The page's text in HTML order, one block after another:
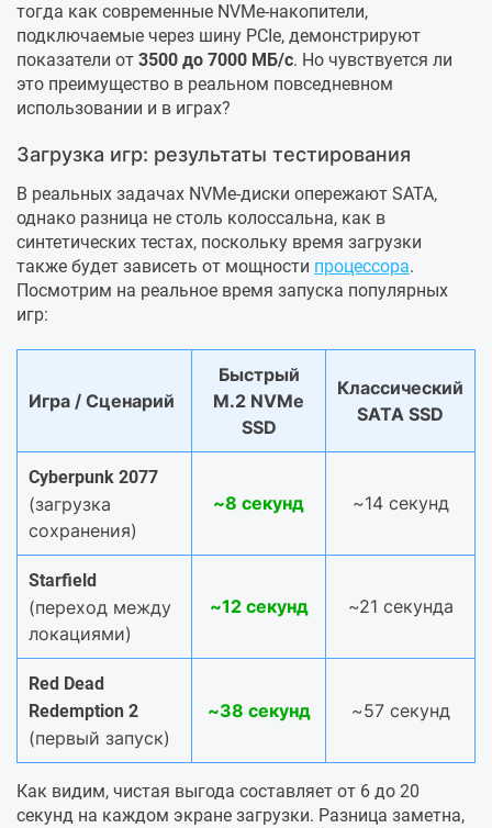
тогда как современные NVMe-накопители,
подключаемые через шину PCIe, демонстрируют
показатели от 3500 до 7000 МБ/с. Но чувствуется ли
это преимущество в реальном повседневном
использовании и в играх?
Загрузка игр: результаты тестирования
В реальных задачах NVMe-диски опережают SATA,
однако разница не столь колоссальна, как в
синтетических тестах, поскольку время загрузки
также будет зависеть от мощности процессора.
Посмотрим на реальное время запуска популярных
игр:
Игра / Сценарий
Быстрый
M.2 NVMe
SSD
Классический
SATA SSD
Cyberpunk 2077
(загрузка
сохранения)
~8 секунд ~14 секунд
Starfield
(переход между
локациями)
~12 секунд ~21 секунда
Red Dead
Redemption 2
(первый запуск)
~38 секунд ~57 секунд
Как видим, чистая выгода составляет от 6 до 20
секунд на каждом экране загрузки. Разница заметна,